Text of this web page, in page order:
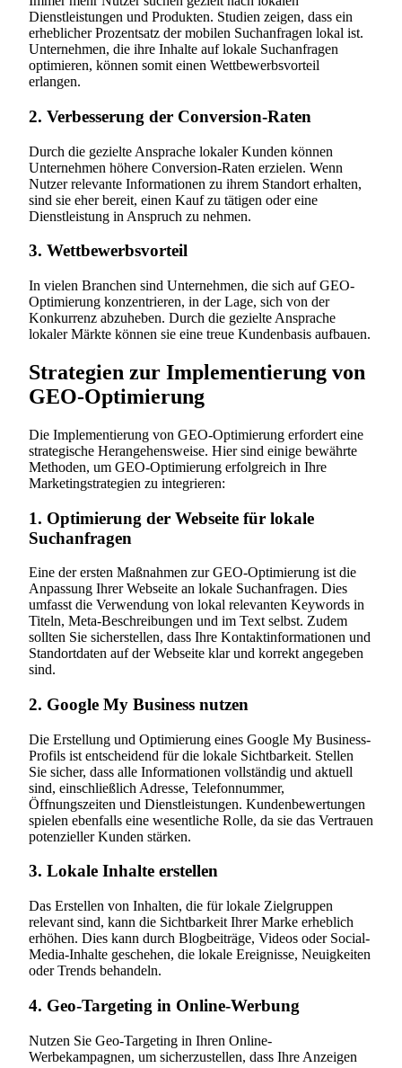
Dienstleistungen und Produkten. Studien zeigen, dass ein
erheblicher Prozentsatz der mobilen Suchanfragen lokal ist.
Unternehmen, die ihre Inhalte auf lokale Suchanfragen
optimieren, können somit einen Wettbewerbsvorteil
erlangen.
2. Verbesserung der Conversion-Raten
Durch die gezielte Ansprache lokaler Kunden können
Unternehmen höhere Conversion-Raten erzielen. Wenn
Nutzer relevante Informationen zu ihrem Standort erhalten,
sind sie eher bereit, einen Kauf zu tätigen oder eine
Dienstleistung in Anspruch zu nehmen.
3. Wettbewerbsvorteil
In vielen Branchen sind Unternehmen, die sich auf GEO-
Optimierung konzentrieren, in der Lage, sich von der
Konkurrenz abzuheben. Durch die gezielte Ansprache
lokaler Märkte können sie eine treue Kundenbasis aufbauen.
Strategien zur Implementierung von
GEO-Optimierung
Die Implementierung von GEO-Optimierung erfordert eine
strategische Herangehensweise. Hier sind einige bewährte
Methoden, um GEO-Optimierung erfolgreich in Ihre
Marketingstrategien zu integrieren:
1. Optimierung der Webseite für lokale
Suchanfragen
Eine der ersten Maßnahmen zur GEO-Optimierung ist die
Anpassung Ihrer Webseite an lokale Suchanfragen. Dies
umfasst die Verwendung von lokal relevanten Keywords in
Titeln, Meta-Beschreibungen und im Text selbst. Zudem
sollten Sie sicherstellen, dass Ihre Kontaktinformationen und
Standortdaten auf der Webseite klar und korrekt angegeben
sind.
2. Google My Business nutzen
Die Erstellung und Optimierung eines Google My Business-
Profils ist entscheidend für die lokale Sichtbarkeit. Stellen
Sie sicher, dass alle Informationen vollständig und aktuell
sind, einschließlich Adresse, Telefonnummer,
Öffnungszeiten und Dienstleistungen. Kundenbewertungen
spielen ebenfalls eine wesentliche Rolle, da sie das Vertrauen
potenzieller Kunden stärken.
3. Lokale Inhalte erstellen
Das Erstellen von Inhalten, die für lokale Zielgruppen
relevant sind, kann die Sichtbarkeit Ihrer Marke erheblich
erhöhen. Dies kann durch Blogbeiträge, Videos oder Social-
Media-Inhalte geschehen, die lokale Ereignisse, Neuigkeiten
oder Trends behandeln.
4. Geo-Targeting in Online-Werbung
Nutzen Sie Geo-Targeting in Ihren Online-
Werbekampagnen, um sicherzustellen, dass Ihre Anzeigen